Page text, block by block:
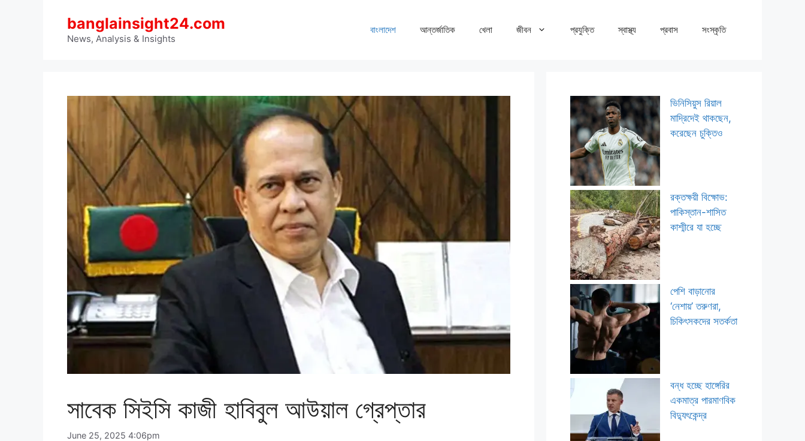
banglainsight24.com
News, Analysis & Insights
বাংলাদেশ আন্তর্জাতিক খেলা জীবন প্রযুক্তি স্বাস্থ্য প্রবাস সংস্কৃতি
সাবেক সিইসি কাজী হাবিবুল আউয়াল গ্রেপ্তার
June 25, 2025 4:06pm
ভিনিসিয়ুস রিয়াল
মাদ্রিদেই থাকছেন,
করেছেন চুক্তিও
রক্তক্ষয়ী বিক্ষোভ:
পাকিস্তান-শাসিত
কাশ্মীরে যা হচ্ছে
পেশি বাড়ানোর
‘নেশায়’ তরুণরা,
চিকিৎসকদের সতর্কতা
বন্ধ হচ্ছে হাঙ্গেরির
একমাত্র পারমাণবিক
বিদ্যুৎকেন্দ্র